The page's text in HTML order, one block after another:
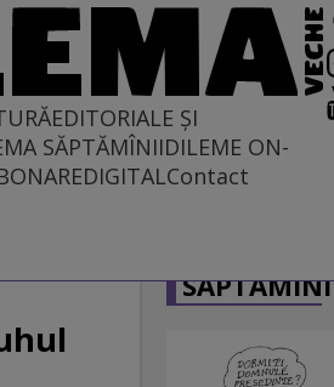
EDITORIALE ȘI
SĂPTĂMÎNIIDILEME ON-
DIGITALContact